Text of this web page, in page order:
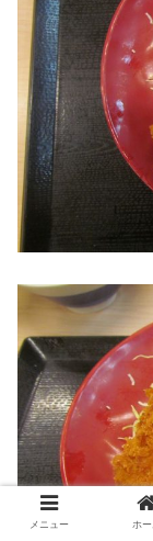
メニュー ホー